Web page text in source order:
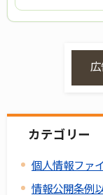
カテゴリー
個人情報ファ
情報公開条例